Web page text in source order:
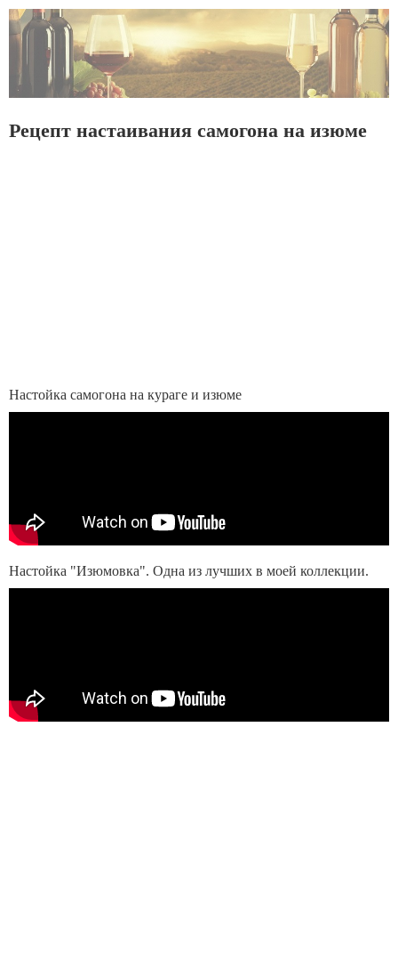
Рецепт настаивания самогона на изюме
Настойка самогона на кураге и изюме
Настойка "Изюмовка". Одна из лучших в моей коллекции.